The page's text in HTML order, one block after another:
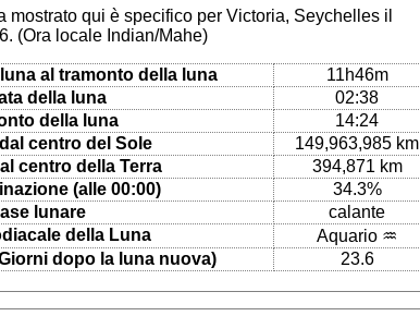
mostrato qui è specifico per Victoria, Seychelles il
(Ora locale Indian/Mahe)
al tramonto della luna
11h46m
della luna
02:38
della luna
14:24
centro del Sole
149,963,985 km
centro della Terra
394,871 km
(alle 00:00)
34.3%
lunare
calante
della Luna
Aquario ♒
dopo la luna nuova)
23.6